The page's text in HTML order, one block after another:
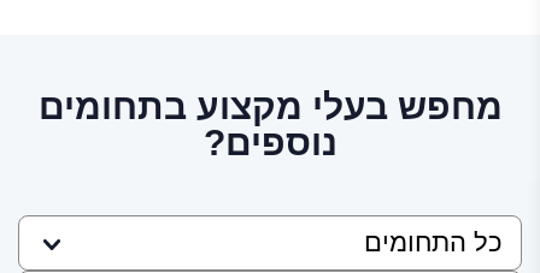
מחפש בעלי מקצוע בתחומים
נוספים?